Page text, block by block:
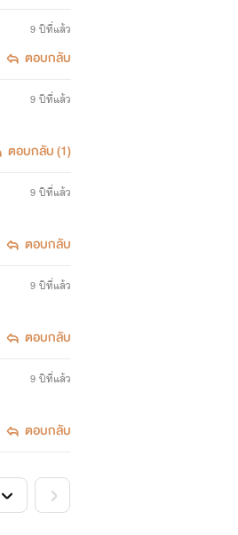
9 ปีที่แล้ว
ตอบกลับ
9 ปีที่แล้ว
ตอบกลับ (1)
9 ปีที่แล้ว
ตอบกลับ
9 ปีที่แล้ว
ตอบกลับ
9 ปีที่แล้ว
ตอบกลับ